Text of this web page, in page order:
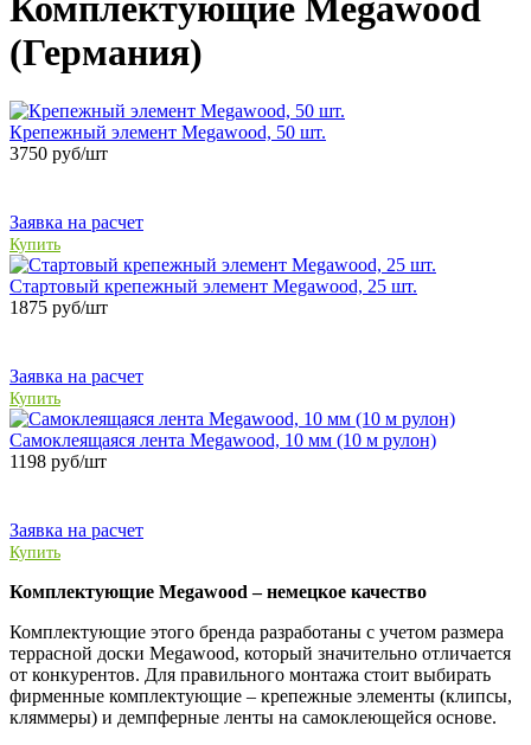
Комплектующие Megawood
(Германия)
Крепежный элемент Megawood, 50 шт.
3750 руб/шт
Заявка на расчет
Купить
Стартовый крепежный элемент Megawood, 25 шт.
1875 руб/шт
Заявка на расчет
Купить
Самоклеящаяся лента Megawood, 10 мм (10 м рулон)
1198 руб/шт
Заявка на расчет
Купить
Комплектующие Megawood – немецкое качество
Комплектующие этого бренда разработаны с учетом размера
террасной доски Megawood, который значительно отличается
от конкурентов. Для правильного монтажа стоит выбирать
фирменные комплектующие – крепежные элементы (клипсы,
кляммеры) и демпферные ленты на самоклеющейся основе.